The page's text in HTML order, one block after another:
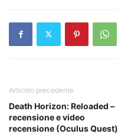
Articolo precedente
Death Horizon: Reloaded –
recensione e video
recensione (Oculus Quest)